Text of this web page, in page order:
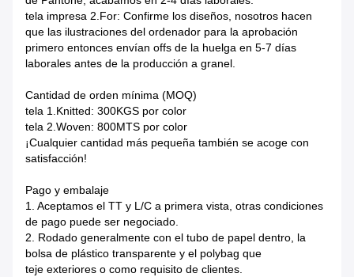
tela impresa 2.For: Confirme los diseños, nosotros hacen
que las ilustraciones del ordenador para la aprobación
primero entonces envían offs de la huelga en 5-7 días
laborales antes de la producción a granel.
Cantidad de orden mínima (MOQ)
tela 1.Knitted: 300KGS por color
tela 2.Woven: 800MTS por color
¡Cualquier cantidad más pequeña también se acoge con
satisfacción!
Pago y embalaje
1. Aceptamos el TT y L/C a primera vista, otras condiciones
de pago puede ser negociado.
2. Rodado generalmente con el tubo de papel dentro, la
bolsa de plástico transparente y el polybag que
teje exteriores o como requisito de clientes.